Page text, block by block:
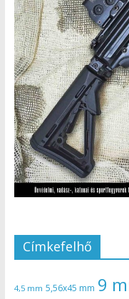
Címkefelhő
4,5 mm 5,56x45 mm 9